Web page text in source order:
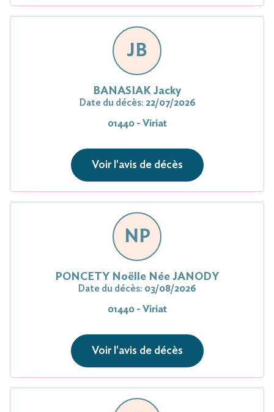
JB
BANASIAK Jacky
Date du décès: 22/07/2026
01440 - Viriat
Voir l'avis de décès
NP
PONCETY Noëlle Née JANODY
Date du décès: 03/08/2026
01440 - Viriat
Voir l'avis de décès